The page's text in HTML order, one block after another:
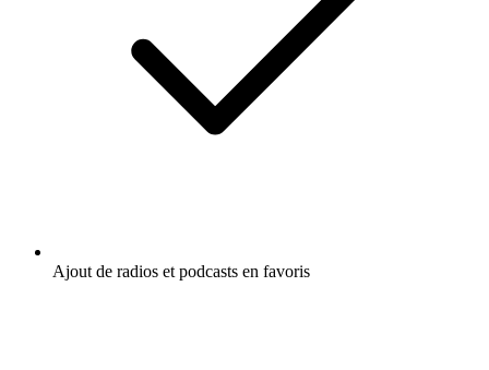
Ajout de radios et podcasts en favoris